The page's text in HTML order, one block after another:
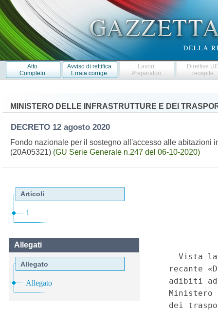
Atto
Completo
Avviso di rettifica
Errata corrige
Lavori
Preparatori
Direttive
recepite
MINISTERO DELLE INFRASTRUTTURE E DEI
DECRETO 12 agosto 2020
Fondo nazionale per il sostegno all'accesso alle abitazioni
(20A05321) (GU Serie Generale n.247 del 06-10-2020)